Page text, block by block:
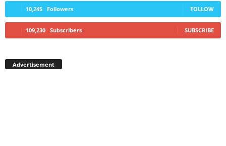
10,245 Followers FOLLOW
109,230 Subscribers SUBSCRIBE
Advertisement